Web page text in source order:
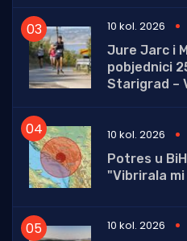
10 kol. 2026
Jure Jarc i
pobjednici
Starigrad –
10 kol. 2026
Potres u
"Vibrirala
10 kol. 2026